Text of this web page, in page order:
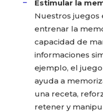
Estimular la
Nuestros juegos
entrenar la
capacidad de
informaciones
ejemplo, el juego
ayuda a
una receta,
retener y